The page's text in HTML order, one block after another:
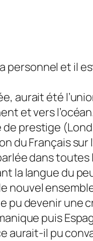
personnel et il
aurait été
et vers
prestige
du Français sur
dans toutes
la langue du
nouvel
pu devenir une
puis
aurait-il pu